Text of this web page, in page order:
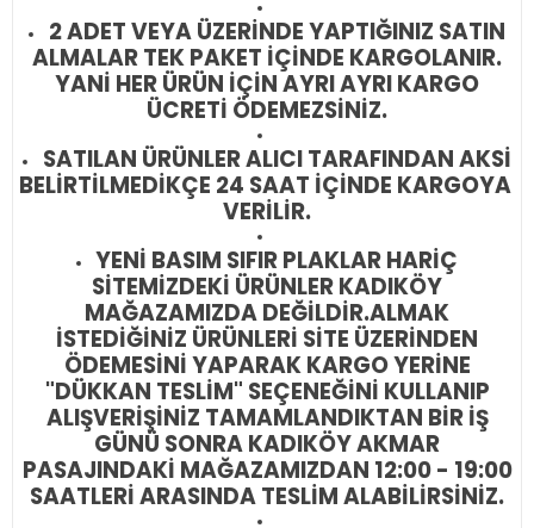
2 ADET VEYA ÜZERİNDE YAPTIĞINIZ SATIN
ALMALAR TEK PAKET İÇİNDE KARGOLANIR.
YANİ HER ÜRÜN İÇİN AYRI AYRI KARGO
ÜCRETİ ÖDEMEZSİNİZ.
SATILAN ÜRÜNLER ALICI TARAFINDAN AKSİ
BELİRTİLMEDİKÇE 24 SAAT İÇİNDE KARGOYA
VERİLİR.
YENİ BASIM SIFIR PLAKLAR HARİÇ
SİTEMİZDEKİ ÜRÜNLER KADIKÖY
MAĞAZAMIZDA DEĞİLDİR.ALMAK
İSTEDİĞİNİZ ÜRÜNLERİ SİTE ÜZERİNDEN
ÖDEMESİNİ YAPARAK KARGO YERİNE
"DÜKKAN TESLİM" SEÇENEĞİNİ KULLANIP
ALIŞVERİŞİNİZ TAMAMLANDIKTAN BİR İŞ
GÜNÜ SONRA KADIKÖY AKMAR
PASAJINDAKİ MAĞAZAMIZDAN 12:00 - 19:00
SAATLERİ ARASINDA TESLİM ALABİLİRSİNİZ.